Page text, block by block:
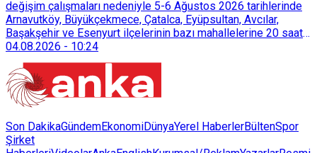
değişim çalışmaları nedeniyle 5-6 Ağustos 2026 tarihlerinde
Arnavutköy, Büyükçekmece, Çatalca, Eyüpsultan, Avcılar,
Başakşehir ve Esenyurt ilçelerinin bazı mahallelerine 20 saat
süreyle su verilemeyecek.
04.08.2026 - 10:24
Son DakikaGündemEkonomiDünyaYerel HaberlerBültenSpor
Şirket